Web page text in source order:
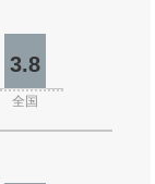
3.8
全国